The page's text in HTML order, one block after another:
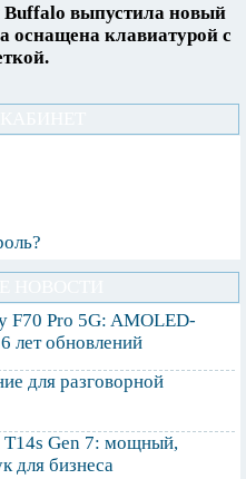
выпустила новый
оснащена клавиатурой с
F70 Pro 5G: AMOLED-
лет обновлений
для разговорной
T14s Gen 7: мощный,
для бизнеса